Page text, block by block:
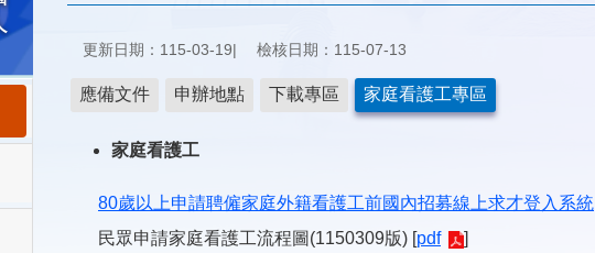
更新日期：115-03-19 檢核日期：115-07-13
應備文件 申辦地點 下載專區 家庭看護工專區
家庭看護工
80歲以上申請聘僱家庭外籍看護工前國內招募線上求才登入系統
民眾申請家庭看護工流程圖(1150309版) [pdf
]